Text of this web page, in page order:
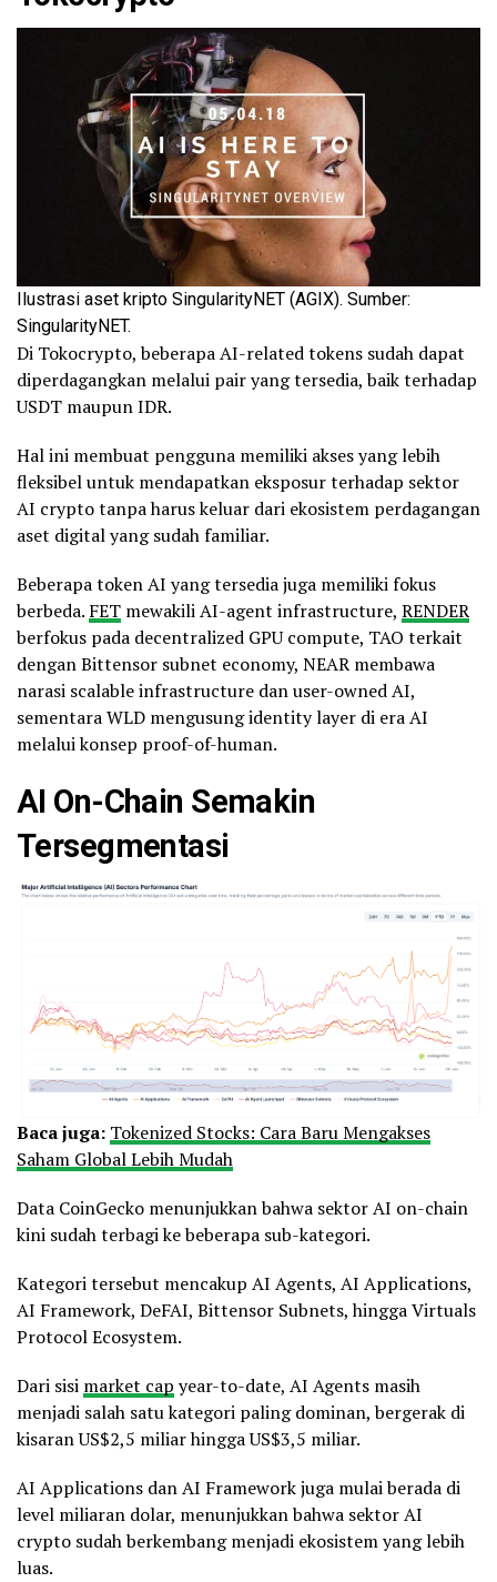
Ilustrasi aset kripto SingularityNET (AGIX). Sumber:
SingularityNET.
Di Tokocrypto, beberapa AI-related tokens sudah dapat
diperdagangkan melalui pair yang tersedia, baik terhadap
USDT maupun IDR.
Hal ini membuat pengguna memiliki akses yang lebih
fleksibel untuk mendapatkan eksposur terhadap sektor
AI crypto tanpa harus keluar dari ekosistem perdagangan
aset digital yang sudah familiar.
Beberapa token AI yang tersedia juga memiliki fokus
berbeda. FET mewakili AI-agent infrastructure, RENDER
berfokus pada decentralized GPU compute, TAO terkait
dengan Bittensor subnet economy, NEAR membawa
narasi scalable infrastructure dan user-owned AI,
sementara WLD mengusung identity layer di era AI
melalui konsep proof-of-human.
AI On-Chain Semakin
Tersegmentasi
Baca juga: Tokenized Stocks: Cara Baru Mengakses
Saham Global Lebih Mudah
Data CoinGecko menunjukkan bahwa sektor AI on-chain
kini sudah terbagi ke beberapa sub-kategori.
Kategori tersebut mencakup AI Agents, AI Applications,
AI Framework, DeFAI, Bittensor Subnets, hingga Virtuals
Protocol Ecosystem.
Dari sisi market cap year-to-date, AI Agents masih
menjadi salah satu kategori paling dominan, bergerak di
kisaran US$2,5 miliar hingga US$3,5 miliar.
AI Applications dan AI Framework juga mulai berada di
level miliaran dolar, menunjukkan bahwa sektor AI
crypto sudah berkembang menjadi ekosistem yang lebih
luas.